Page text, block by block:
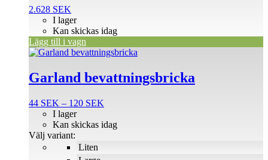
2.628 SEK
I lager
Kan skickas idag
Lägg till i vagn
Garland bevattningsbricka
44 SEK – 120 SEK
till
Liten
I lager
Kan skickas idag
Välj variant:
Den
produkten
har
varianter.
olika
alternativen